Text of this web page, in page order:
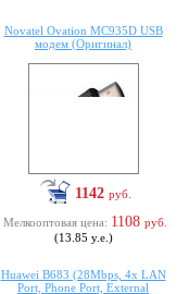
Novatel Ovation MC935D USB
модем (Оригинал)
1142 руб.
Мелкооптовая цена: 1108 руб.
(13.85 у.е.)
Huawei B683 (28Mbps, 4x LAN
Port, Phone Port, External